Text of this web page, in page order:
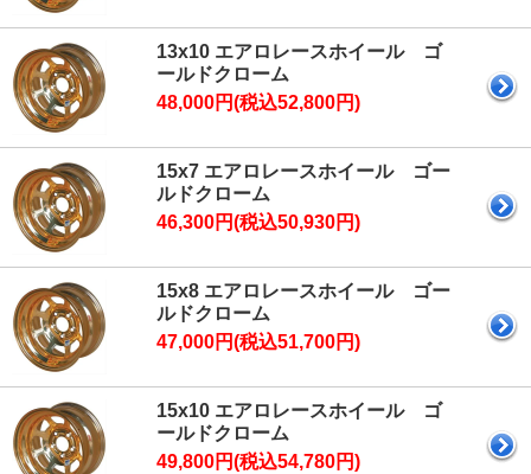
13x10 エアロレースホイール ゴ
ールドクローム
48,000円(税込52,800円)
15x7 エアロレースホイール ゴー
ルドクローム
46,300円(税込50,930円)
15x8 エアロレースホイール ゴー
ルドクローム
47,000円(税込51,700円)
15x10 エアロレースホイール ゴ
ールドクローム
49,800円(税込54,780円)